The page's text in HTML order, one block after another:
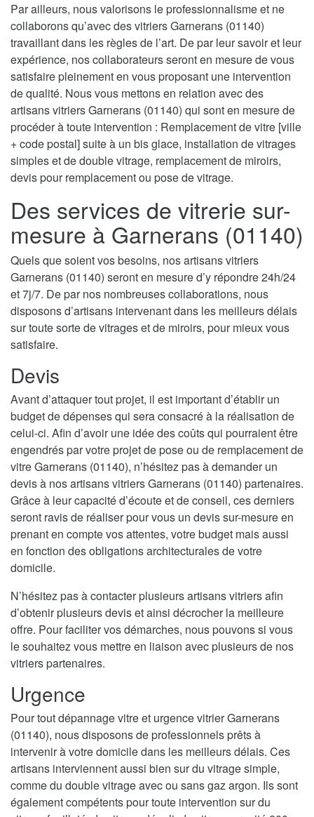
Par ailleurs, nous valorisons le professionnalisme et ne
collaborons qu’avec des vitriers Garnerans (01140)
travaillant dans les règles de l’art. De par leur savoir et leur
expérience, nos collaborateurs seront en mesure de vous
satisfaire pleinement en vous proposant une intervention
de qualité. Nous vous mettons en relation avec des
artisans vitriers Garnerans (01140) qui sont en mesure de
procéder à toute intervention : Remplacement de vitre [ville
+ code postal] suite à un bis glace, installation de vitrages
simples et de double vitrage, remplacement de miroirs,
devis pour remplacement ou pose de vitrage.
Des services de vitrerie sur-
mesure à Garnerans (01140)
Quels que soient vos besoins, nos artisans vitriers
Garnerans (01140) seront en mesure d’y répondre 24h/24
et 7j/7. De par nos nombreuses collaborations, nous
disposons d’artisans intervenant dans les meilleurs délais
sur toute sorte de vitrages et de miroirs, pour mieux vous
satisfaire.
Devis
Avant d’attaquer tout projet, il est important d’établir un
budget de dépenses qui sera consacré à la réalisation de
celui-ci. Afin d’avoir une idée des coûts qui pourraient être
engendrés par votre projet de pose ou de remplacement de
vitre Garnerans (01140), n’hésitez pas à demander un
devis à nos artisans vitriers Garnerans (01140) partenaires.
Grâce à leur capacité d’écoute et de conseil, ces derniers
seront ravis de réaliser pour vous un devis sur-mesure en
prenant en compte vos attentes, votre budget mais aussi
en fonction des obligations architecturales de votre
domicile.
N’hésitez pas à contacter plusieurs artisans vitriers afin
d’obtenir plusieurs devis et ainsi décrocher la meilleure
offre. Pour faciliter vos démarches, nous pouvons si vous
le souhaitez vous mettre en liaison avec plusieurs de nos
vitriers partenaires.
Urgence
Pour tout dépannage vitre et urgence vitrier Garnerans
(01140), nous disposons de professionnels prêts à
intervenir à votre domicile dans les meilleurs délais. Ces
artisans interviennent aussi bien sur du vitrage simple,
comme du double vitrage avec ou sans gaz argon. Ils sont
également compétents pour toute intervention sur du